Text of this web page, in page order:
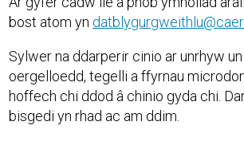
bost atom yn
Sylwer na ddarperir cinio ar unrhyw un
oergelloedd, tegelli a ffyrnau
hoffech chi ddod â chinio gyda chi.
bisgedi yn rhad ac am ddim.